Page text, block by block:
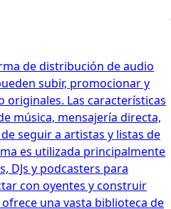
de distribución de audio
subir, promocionar y
Las características
música, mensajería directa,
seguir a artistas y listas de
es utilizada principalmente
DJs y podcasters para
con oyentes y construir
una vasta biblioteca de